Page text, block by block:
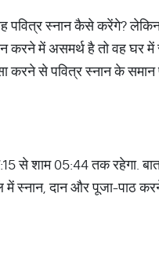
पवित्र स्नान कैसे करेंगे?
करने में असमर्थ है तो वह घर
करने से पवित्र स्नान के समान
से शाम 05:44 तक रहेगा.
में स्नान, दान और पूजा-पाठ